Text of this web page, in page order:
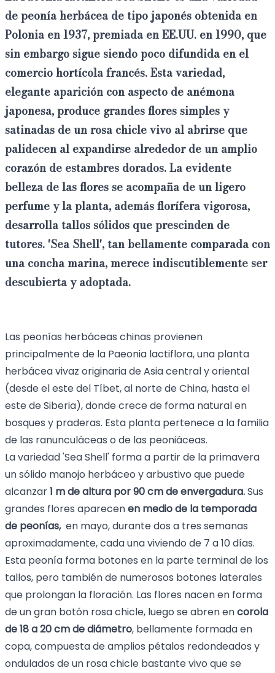
de peonía herbáceade tipo japonés obtenida en
Polonia en 1937, premiada en EE.UU. en 1990, que
sin embargo sigue siendo poco difundida en el
comercio hortícola francés. Esta variedad,
elegante aparición con aspecto de anémona
japonesa, produce grandes flores simples y
satinadas de un rosa chiclevivo al abrirse que
palidecen al expandirse alrededor de un amplio
corazón de estambres dorados. La evidente
belleza de las flores se acompaña de un ligero
perfume y la planta, ademásflorífera vigorosa,
desarrolla tallos sólidos que prescinden de
tutores. 'Sea Shell', tan bellamente comparada con
una concha marina, merece indiscutiblemente ser
descubierta y adoptada.
Las peonías herbáceas chinas provienen
principalmente de la Paeonia lactiflora, una planta
herbácea vivaz originaria de Asia central y oriental
(desde el este del Tíbet, al norte de China, hasta el
este de Siberia), donde crece de forma natural en
bosques y praderas. Esta planta pertenece a la familia
de las ranunculáceas o de las peoniáceas.
La variedad 'Sea Shell' forma a partir de la primavera
un sólido manojo herbáceo y arbustivo que puede
alcanzar1 m de altura por 90 cm de envergadura.Sus
grandes flores aparecenen medio de la temporada
de peonías,en mayo, durante dos a tres semanas
aproximadamente, cada una viviendo de 7 a 10 días.
Esta peonía forma botones en la parte terminal de los
tallos, pero también de numerosos botones laterales
que prolongan la floración. Las flores nacen en forma
de un gran botón rosa chicle, luego se abren encorola
de 18 a 20 cm de diámetro, bellamente formada en
copa, compuesta de amplios pétalos redondeados y
ondulados de un rosa chicle bastante vivo que se